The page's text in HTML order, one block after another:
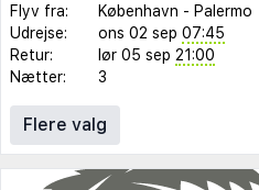
Flyv fra: København - Palermo
Udrejse:
ons 02 sep 07:45
Retur:
lør 05 sep 21:00
Nætter:
3
Flere valg